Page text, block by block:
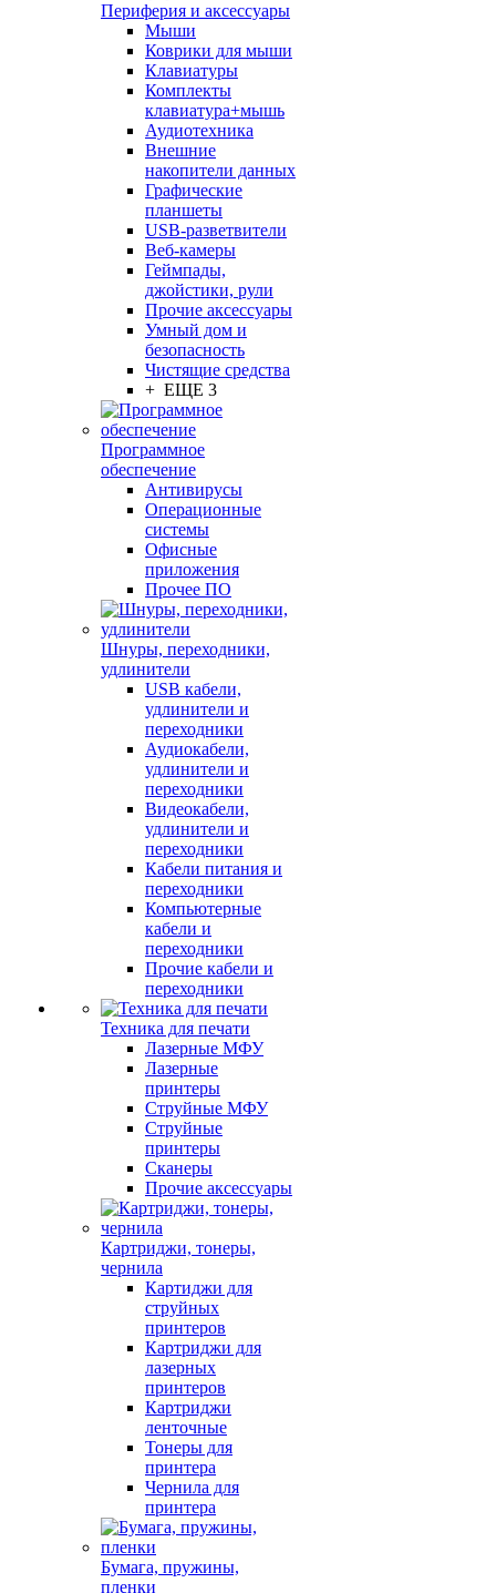
Периферия и аксессуары
Мыши
Коврики для мыши
Клавиатуры
Комплекты
клавиатура+мышь
Аудиотехника
Внешние
накопители данных
Графические
планшеты
USB-разветвители
Веб-камеры
Геймпады,
джойстики, рули
Прочие аксессуары
Умный дом и
безопасность
Чистящие средства
+ ЕЩЕ 3
Программное
обеспечение
Антивирусы
Операционные
системы
Офисные
приложения
Прочее ПО
Шнуры, переходники,
удлинители
USB кабели,
удлинители и
переходники
Аудиокабели,
удлинители и
переходники
Видеокабели,
удлинители и
переходники
Кабели питания и
переходники
Компьютерные
кабели и
переходники
Прочие кабели и
переходники
Техника для печати
Лазерные МФУ
Лазерные
принтеры
Струйные МФУ
Струйные
принтеры
Сканеры
Прочие аксессуары
Картриджи, тонеры,
чернила
Картиджи для
струйных
принтеров
Картриджи для
лазерных
принтеров
Картриджи
ленточные
Тонеры для
принтера
Чернила для
принтера
Бумага, пружины,
пленки